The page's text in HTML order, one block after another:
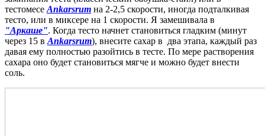
тестомесе Ankarsrum на 2-2,5 скорости, иногда подталкивая
тесто, или в миксере на 1 скорости. Я замешивала в
"Аркаше". Когда тесто начнет становиться гладким (минут
через 15 в Ankarsrum), внесите сахар в два этапа, каждый раз
давая ему полностью разойтись в тесте. По мере растворения
сахара оно будет становиться мягче и можно будет внести
соль.